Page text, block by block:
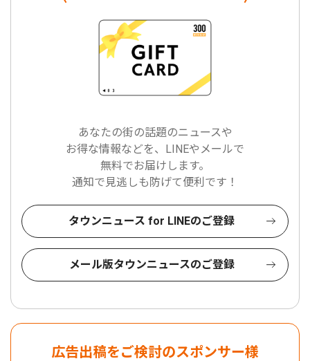
あなたの街の話題のニュースや
お得な情報などを、LINEやメールで
無料でお届けします。
通知で見逃しも防げて便利です！
タウンニュース for LINEのご登録
メール版タウンニュースのご登録
広告出稿をご検討のスポンサー様